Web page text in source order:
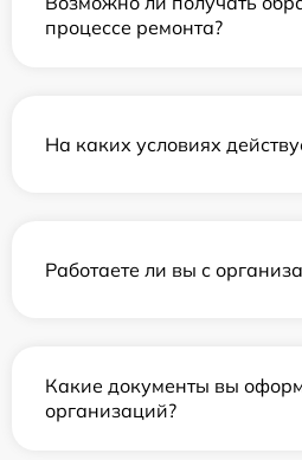
процессе ремонта?
На каких условиях
Работаете ли вы с
Какие документы вы
организаций?